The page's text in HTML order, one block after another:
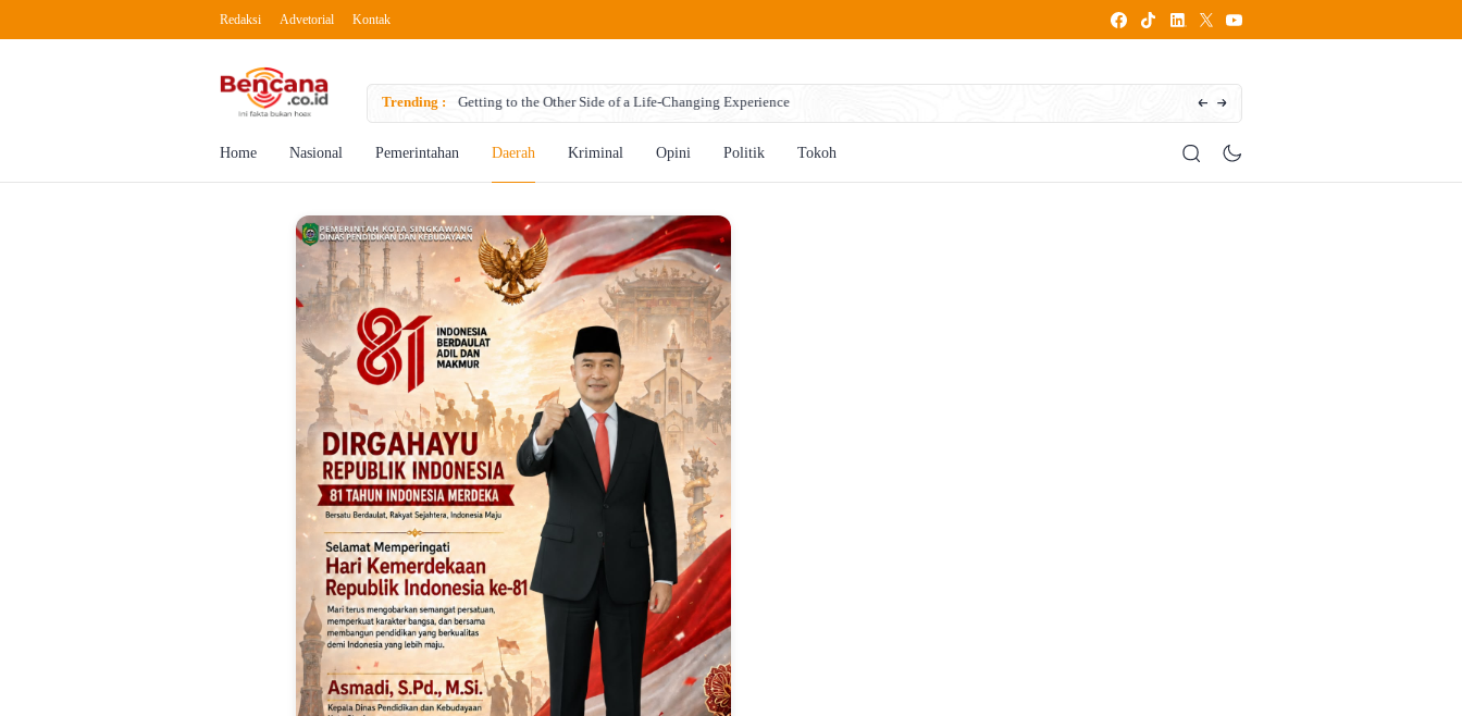
Redaksi Advetorial Kontak
Trending : Getting to the Other Side of a Life-Changing Experience How does writing influence your personal brand?
Home Nasional Pemerintahan Daerah Kriminal Opini Politik Tokoh